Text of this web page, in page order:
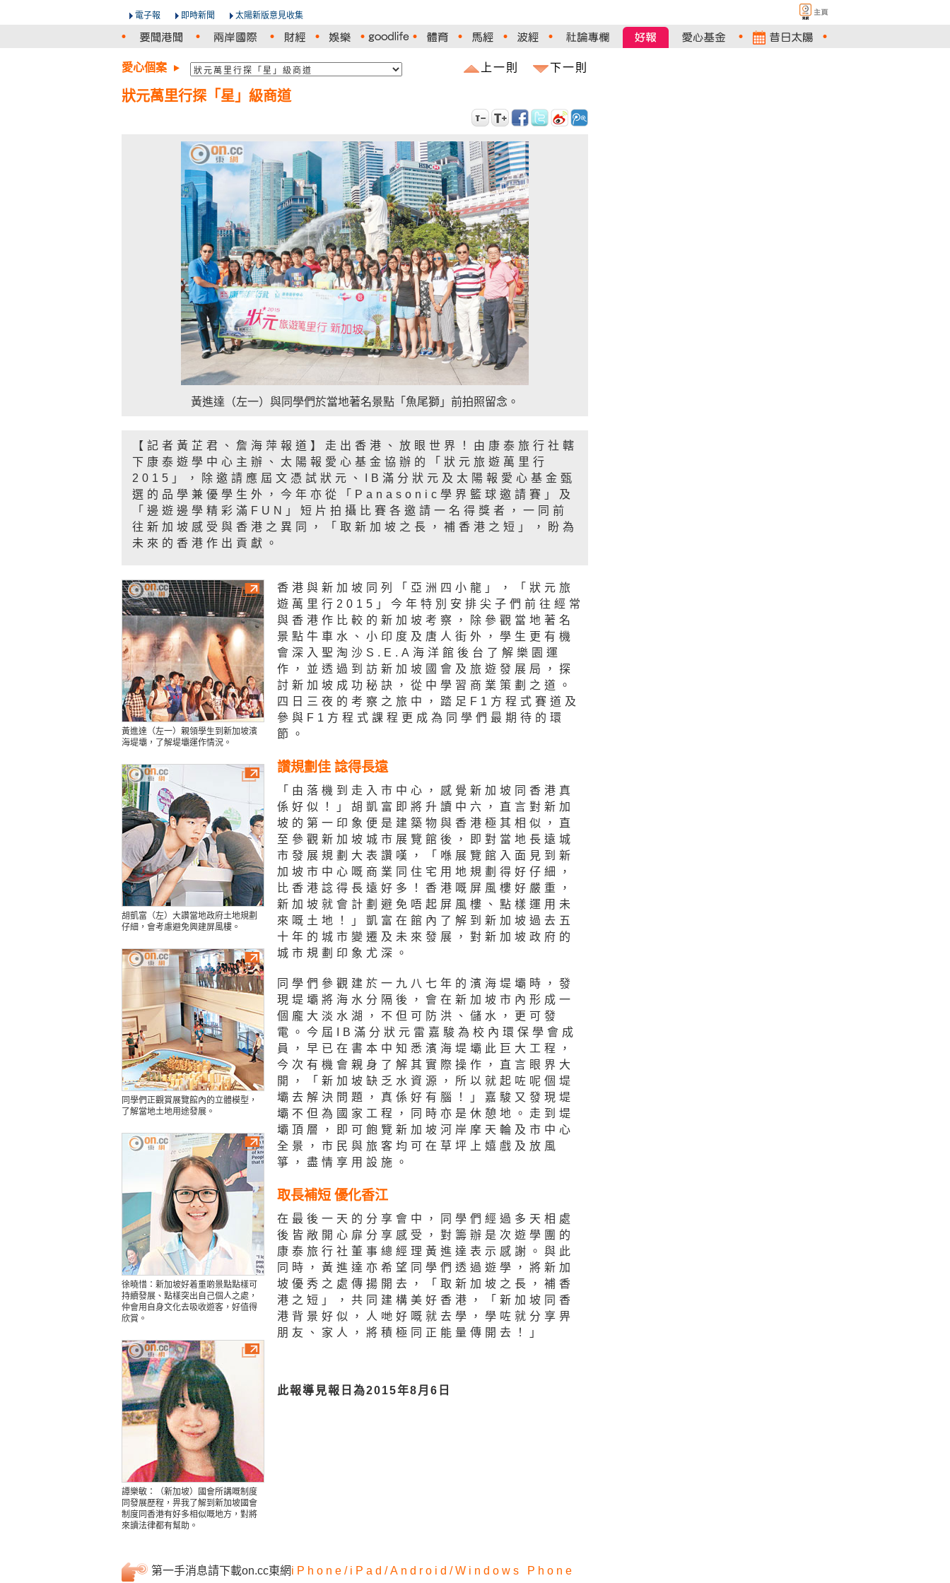
電子報 即時新聞 太陽新版意見收集
愛心個案 上一則 下一則
狀元萬里行探「星」級商道
黃進達（左一）與同學們於當地著名景點「魚尾獅」前拍照留念。
【記者黃芷君、詹海萍報道】走出香港、放眼世界！由康泰旅行社轄
下康泰遊學中心主辦、太陽報愛心基金協辦的「狀元旅遊萬里行
2015」，除邀請應屆文憑試狀元、IB滿分狀元及太陽報愛心基金甄
選的品學兼優學生外，今年亦從「Panasonic學界籃球邀請賽」及
「邊遊邊學精彩滿FUN」短片拍攝比賽各邀請一名得獎者，一同前
往新加坡感受與香港之異同，「取新加坡之長，補香港之短」，盼為
未來的香港作出貢獻。
黃進達（左一）親領學生到新加坡濱
海堤壩，了解堤壩運作情況。
胡凱富（左）大讚當地政府土地規劃
仔細，會考慮避免興建屏風樓。
同學們正觀賞展覽館內的立體模型，
了解當地土地用途發展。
徐曉惜：新加坡好着重啲景點點樣可
持續發展、點樣突出自己個人之處，
仲會用自身文化去吸收遊客，好值得
欣賞。
譚樂敏：（新加坡）國會所講嘅制度
同發展歷程，畀我了解到新加坡國會
制度同香港有好多相似嘅地方，對將
來讀法律都有幫助。
香港與新加坡同列「亞洲四小龍」，「狀元旅
遊萬里行2015」今年特別安排尖子們前往經常
與香港作比較的新加坡考察，除參觀當地著名
景點牛車水、小印度及唐人街外，學生更有機
會深入聖淘沙S.E.A海洋館後台了解樂園運
作，並透過到訪新加坡國會及旅遊發展局，探
討新加坡成功秘訣，從中學習商業策劃之道。
四日三夜的考察之旅中，踏足F1方程式賽道及
參與F1方程式課程更成為同學們最期待的環
節。
讚規劃佳 諗得長遠
「由落機到走入市中心，感覺新加坡同香港真
係好似！」胡凱富即將升讀中六，直言對新加
坡的第一印象便是建築物與香港極其相似，直
至參觀新加坡城市展覽館後，即對當地長遠城
市發展規劃大表讚嘆，「喺展覽館入面見到新
加坡市中心嘅商業同住宅用地規劃得好仔細，
比香港諗得長遠好多！香港嘅屏風樓好嚴重，
新加坡就會計劃避免唔起屏風樓、點樣運用未
來嘅土地！」凱富在館內了解到新加坡過去五
十年的城市變遷及未來發展，對新加坡政府的
城市規劃印象尤深。
同學們參觀建於一九八七年的濱海堤壩時，發
現堤壩將海水分隔後，會在新加坡市內形成一
個龐大淡水湖，不但可防洪、儲水，更可發
電。今屆IB滿分狀元雷嘉駿為校內環保學會成
員，早已在書本中知悉濱海堤壩此巨大工程，
今次有機會親身了解其實際操作，直言眼界大
開，「新加坡缺乏水資源，所以就起咗呢個堤
壩去解決問題，真係好有腦！」嘉駿又發現堤
壩不但為國家工程，同時亦是休憩地。走到堤
壩頂層，即可飽覽新加坡河岸摩天輪及市中心
全景，市民與旅客均可在草坪上嬉戲及放風
箏，盡情享用設施。
取長補短 優化香江
在最後一天的分享會中，同學們經過多天相處
後皆敞開心扉分享感受，對籌辦是次遊學團的
康泰旅行社董事總經理黃進達表示感謝。與此
同時，黃進達亦希望同學們透過遊學，將新加
坡優秀之處傳揚開去，「取新加坡之長，補香
港之短」，共同建構美好香港，「新加坡同香
港背景好似，人哋好嘅就去學，學咗就分享畀
朋友、家人，將積極同正能量傳開去！」
此報導見報日為2015年8月6日
第一手消息請下載on.cc東網iPhone/ iPad/Android/Windows Phone